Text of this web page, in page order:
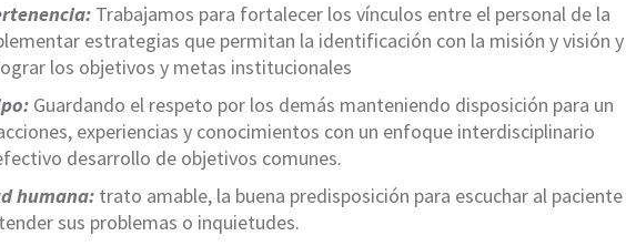
Trabajamos para fortalecer los vínculos entre el personal de la
estrategias que permitan la identificación con la misión y visión y
los objetivos y metas institucionales
Guardando el respeto por los demás manteniendo disposición para un
experiencias y conocimientos con un enfoque interdisciplinario
desarrollo de objetivos comunes.
humana: trato amable, la buena predisposición para escuchar al paciente
sus problemas o inquietudes.